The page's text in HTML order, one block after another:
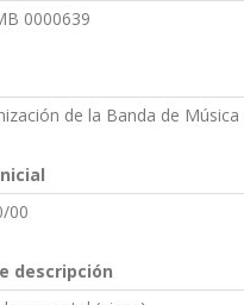
0000639
de la Banda de
00
descripción